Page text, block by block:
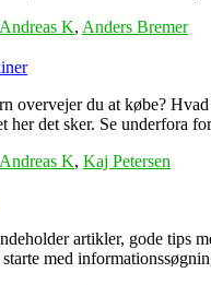
Andreas K, Anders Bremer
overvejer du at købe?
her det sker. Se underfora
Andreas K, Kaj Petersen
artikler, gode tips
med